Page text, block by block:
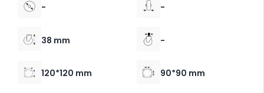
- -
38 mm -
120*120 mm 90*90 mm